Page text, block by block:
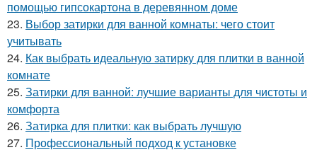
помощью гипсокартона в деревянном доме
23. Выбор затирки для ванной комнаты: чего стоит
учитывать
24. Как выбрать идеальную затирку для плитки в ванной
комнате
25. Затирки для ванной: лучшие варианты для чистоты и
комфорта
26. Затирка для плитки: как выбрать лучшую
27. Профессиональный подход к установке